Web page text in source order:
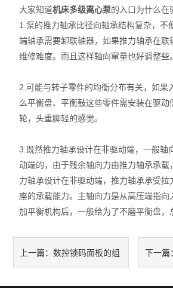
大家知道机床多级离心泵的入口为什么在
1.泵的推力轴承比径向轴承结构复杂，不
端轴承需要卸联轴器，如果推力轴承在联
维修难度。而且这样轴向窜量也好调整些。
2.可能与转子零件的均衡分布有关，如果
么平衡盘、平衡鼓这些零件需安装在驱动
轮，头重脚轻的感觉。
3.既然推力轴承设计在非驱动端，一般轴
动端的，由于残余轴向力由推力轴承承载
力轴承设计在非驱动端，推力轴承承受拉
座的承载能力。主轴向力是从高压端指向
加平衡机构后，一般给为了不磨平衡盘，
上一篇：数控锁码面板的组 下一篇